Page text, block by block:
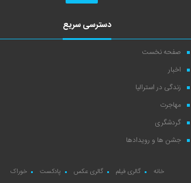
دسترسی سریع
صفحه نخست
اخبار
زندگی در استرالیا
مهاجرت
گردشگری
جشن ها و رویدادها
خانه گالری فیلم گالری عکس پادکست خوراک